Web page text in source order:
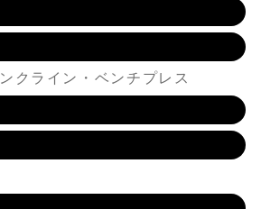
クライン・ベンチプレス